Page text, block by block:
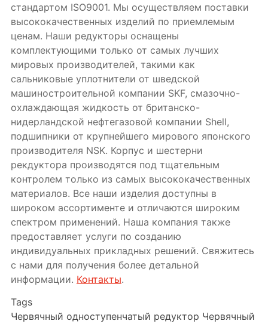
стандартом ISO9001. Мы осуществляем поставки
высококачественных изделий по приемлемым
ценам. Наши редукторы оснащены
комплектующими только от самых лучших
мировых производителей, такими как
сальниковые уплотнители от шведской
машиностроительной компании SKF, смазочно-
охлаждающая жидкость от британско-
нидерландской нефтегазовой компании Shell,
подшипники от крупнейшего мирового японского
производителя NSK. Корпус и шестерни
рекдуктора производятся под тщательным
контролем только из самых высококачественных
материалов. Все наши изделия доступны в
широком ассортименте и отличаются широким
спектром применений. Наша компания также
предоставляет услуги по созданию
индивидуальных прикладных решений. Свяжитесь
с нами для получения более детальной
информации. Контакты.
Tags
Червячный одноступенчатый редуктор Червячный